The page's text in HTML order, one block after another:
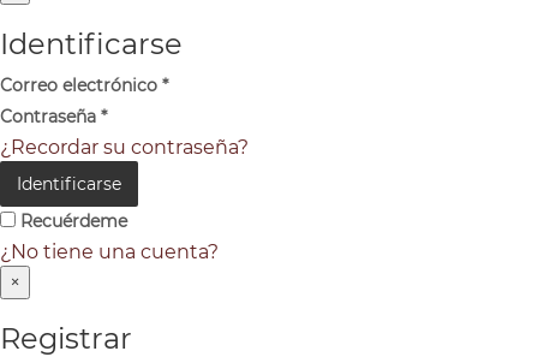
Identificarse
Correo electrónico *
Contraseña *
¿Recordar su contraseña?
Identificarse
Recuérdeme
¿No tiene una cuenta?
×
Registrar